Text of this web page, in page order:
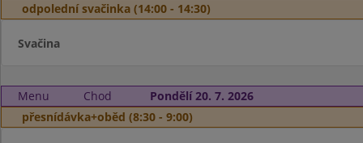
odpolední svačinka (14:00 - 14:30)
Svačina
Menu Chod
Pondělí 20. 7. 2026
přesnídávka+oběd (8:30 - 9:00)